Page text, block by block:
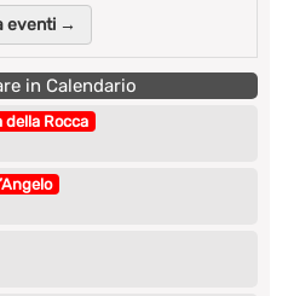
eventi →
in Calendario
della Rocca